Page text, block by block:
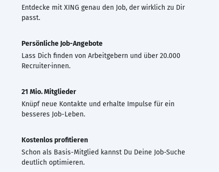
Entdecke mit XING genau den Job, der wirklich zu Dir
passt.
Persönliche Job-Angebote
Lass Dich finden von Arbeitgebern und über 20.000
Recruiter·innen.
21 Mio. Mitglieder
Knüpf neue Kontakte und erhalte Impulse für ein
besseres Job-Leben.
Kostenlos profitieren
Schon als Basis-Mitglied kannst Du Deine Job-Suche
deutlich optimieren.